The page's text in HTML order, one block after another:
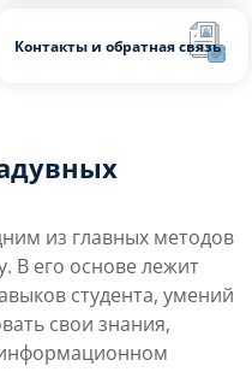
Контакты и
из главных методов
В его основе лежит
студента, умений
свои знания,